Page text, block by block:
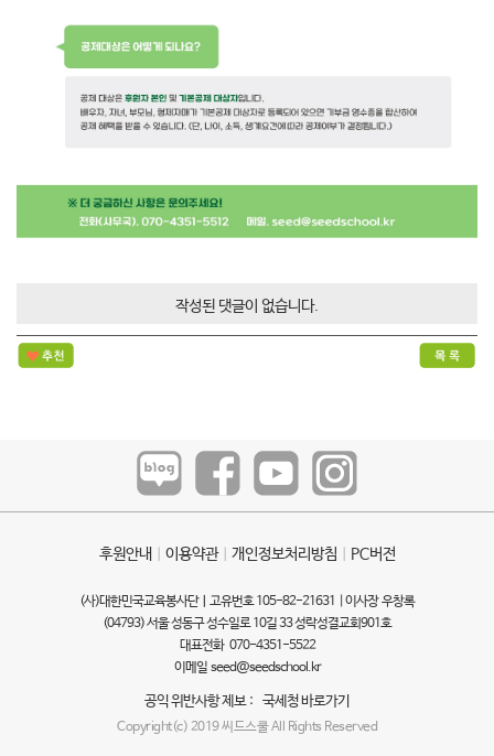
작성된 댓글이 없습니다.
후원안내 이용약관ㅣ 개인정보처리방침 PC버전
(사)대한민국교육봉사단ㅣ고유번호 105-82-21631 | 이사장 우창록
(04793) 서울 성동구 성수일로 10길 33 성락성결교회901호
대표전화 070-4351-5522
이메일 seed@seedschool.kr
공익 위반사항 제보 : 국세청 바로가기
Copyright(c) 2019 씨드스쿨 All Rights Reserved